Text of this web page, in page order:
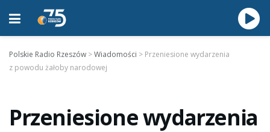
Polskie Radio Rzeszów >Wiadomości > Przeniesione wydarzenia
z powodu żałoby narodowej
Przeniesione wydarzenia